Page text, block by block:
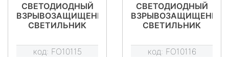
СВЕТОДИОДНЫЙ
ВЗРЫВОЗАЩИЩЕННЫЙ
СВЕТИЛЬНИК
DC 12-55 / AC 10-38
код: FO10115
СВЕТОДИОДНЫЙ
СВЕТИЛЬНИК
DC 12-55 / AC 10-38
код: FO10116